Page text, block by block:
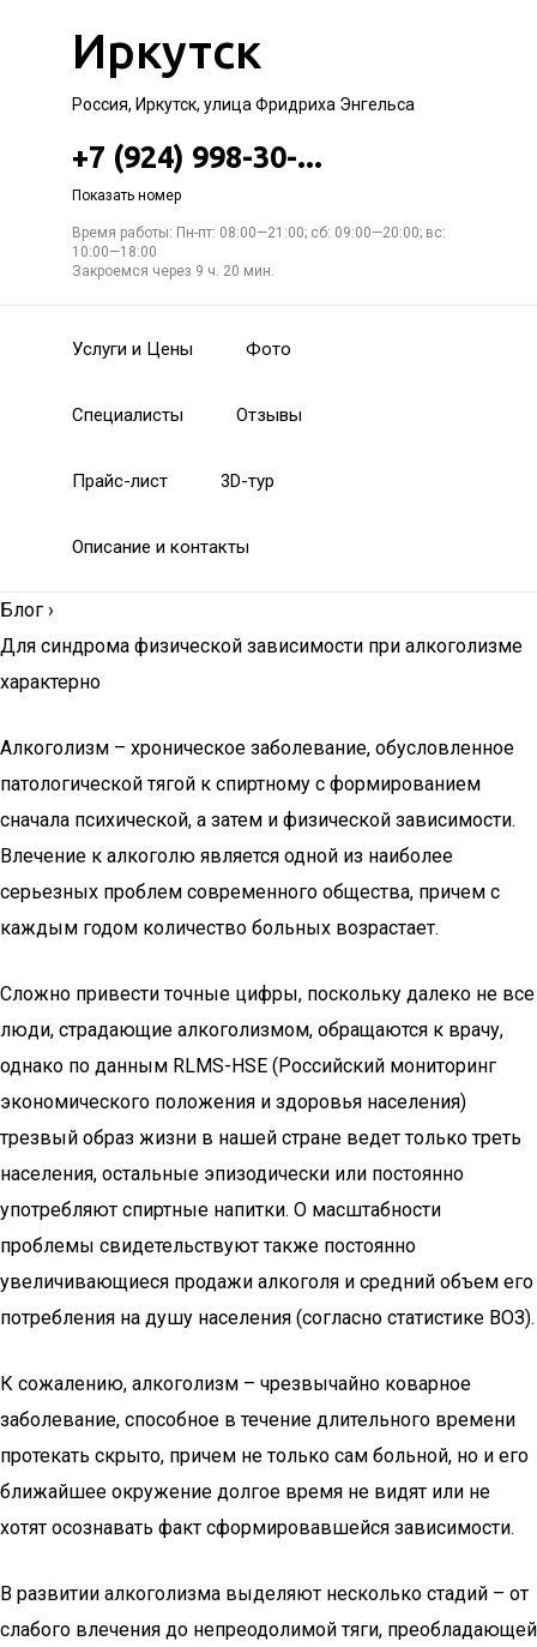
Иркутск
Россия, Иркутск, улица Фридриха Энгельса
+7 (924) 998-30-...
Показать номер
Время работы: Пн-пт: 08:00—21:00; сб: 09:00—20:00; вс:
10:00—18:00
Закроемся через 9 ч. 20 мин.
Услуги и Цены Фото
Специалисты Отзывы
Прайс-лист 3D-тур
Описание и контакты
Блог ›
Для синдрома физической зависимости при алкоголизме
характерно
Алкоголизм – хроническое заболевание, обусловленное
патологической тягой к спиртному с формированием
сначала психической, а затем и физической зависимости.
Влечение к алкоголю является одной из наиболее
серьезных проблем современного общества, причем с
каждым годом количество больных возрастает.
Сложно привести точные цифры, поскольку далеко не все
люди, страдающие алкоголизмом, обращаются к врачу,
однако по данным RLMS-HSE (Российский мониторинг
экономического положения и здоровья населения)
трезвый образ жизни в нашей стране ведет только треть
населения, остальные эпизодически или постоянно
употребляют спиртные напитки. О масштабности
проблемы свидетельствуют также постоянно
увеличивающиеся продажи алкоголя и средний объем его
потребления на душу населения (согласно статистике ВОЗ).
К сожалению, алкоголизм – чрезвычайно коварное
заболевание, способное в течение длительного времени
протекать скрыто, причем не только сам больной, но и его
ближайшее окружение долгое время не видят или не
хотят осознавать факт сформировавшейся зависимости.
В развитии алкоголизма выделяют несколько стадий – от
слабого влечения до непреодолимой тяги, преобладающей